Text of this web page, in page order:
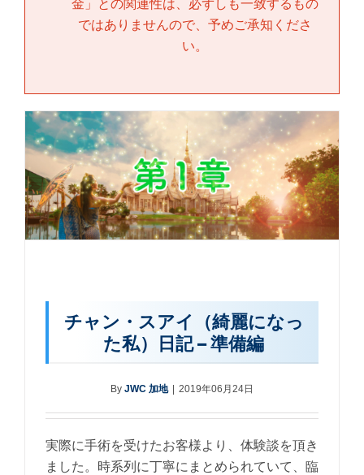
金 」との関連性は、必ずしも一致するもの
ではありませんので、予めご承知くださ
い。
チャン・スアイ（綺麗になっ
た私）日記 – 準備編
By JWC 加地 2019年06月24日
実際に手術を受けたお客様より、体験談を頂き
ました。時系列に丁寧にまとめられていて、臨